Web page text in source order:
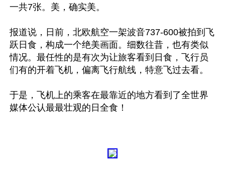
一共7张。美，确实美。
报道说，日前，北欧航空一架波音737-600被拍到飞
跃日食，构成一个绝美画面。细数往昔，也有类似
情况。最任性的是有次为让旅客看到日食，飞行员
们有的开着飞机，偏离飞行航线，特意飞过去看。
于是，飞机上的乘客在最靠近的地方看到了全世界
媒体公认最最壮观的日全食！